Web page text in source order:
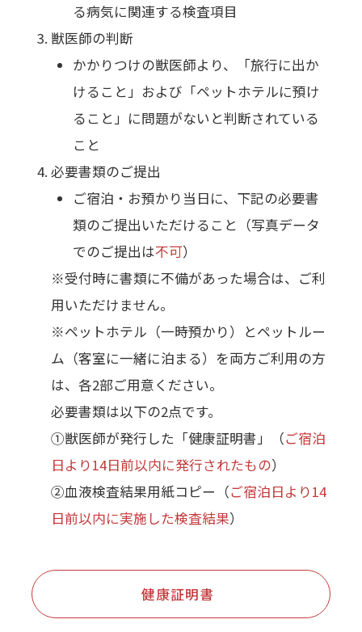
る病気に関連する検査項目
獣医師の判断
かかりつけの獣医師より、「旅行に出か
けること」および「ペットホテルに預け
ること」に問題がないと判断されている
こと
必要書類のご提出
ご宿泊・お預かり当日に、下記の必要書
類のご提出いただけること（写真データ
でのご提出は不可）
※受付時に書類に不備があった場合は、ご利
用いただけません。
※ペットホテル（一時預かり）とペットルー
ム（客室に一緒に泊まる）を両方ご利用の方
は、各2部ご用意ください。
必要書類は以下の2点です。
①獣医師が発行した「健康証明書」（ご宿泊
日より14日前以内に発行されたもの）
②血液検査結果用紙コピー（ご宿泊日より14
日前以内に実施した検査結果）
健康証明書